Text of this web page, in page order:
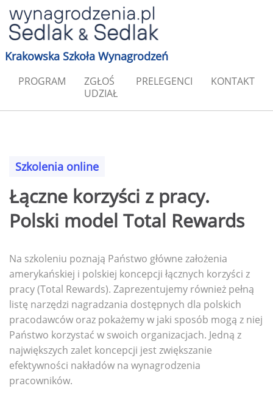
Krakowska Szkoła Wynagrodzeń
PROGRAM
ZGŁOŚ
UDZIAŁ
PRELEGENCI KONTAKT
Szkolenia online
Łączne korzyści z pracy.
Polski model Total Rewards
Na szkoleniu poznają Państwo główne założenia
amerykańskiej i polskiej koncepcji łącznych korzyści z
pracy (Total Rewards). Zaprezentujemy również pełną
listę narzędzi nagradzania dostępnych dla polskich
pracodawców oraz pokażemy w jaki sposób mogą z niej
Państwo korzystać w swoich organizacjach. Jedną z
największych zalet koncepcji jest zwiększanie
efektywności nakładów na wynagrodzenia
pracowników.